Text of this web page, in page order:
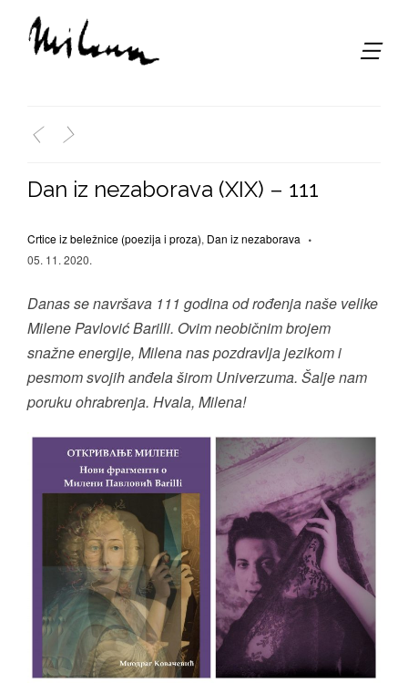
,
< >
Dan iz nezaborava (XIX) – 111
Crtice iz beležnice (poezija i proza), Dan iz nezaborava
05. 11. 2020.
Danas se navršava 111 godina od rođenja naše velike
Milene Pavlović Barilli. Ovim neobičnim brojem
snažne energije, Milena nas pozdravlja jezikom i
pesmom svojih anđela širom Univerzuma. Šalje nam
poruku ohrabrenja. Hvala, Milena!